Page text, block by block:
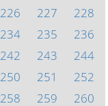
226 227
228
234 235
236
242 243
244
250 251
252
258 259
260